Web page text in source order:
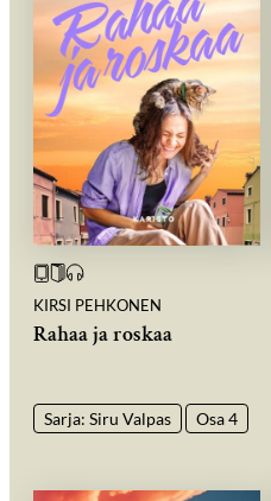
KIRSI PEHKONEN
Rahaa ja roskaa
Sarja: Siru Valpas Osa 4